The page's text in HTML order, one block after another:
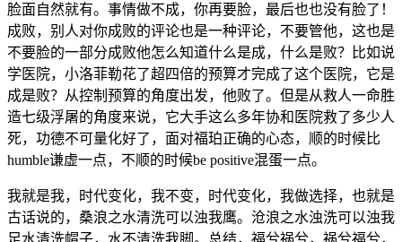
脸面自然就有。 事情做不成， 你再要脸， 最后也也没有脸了！
成败， 别 人对你成败的评论也是一种评论， 不要管他， 这也是
不要脸的一部分成败他怎么知道什么是成， 什么是败？ 比如说
学医 院， 小洛菲勒花了超四倍的预算才完成了这个医 院， 它是
成是败？ 从控制 预算的角度出发， 他败了。 但是从救人一命胜
造七级浮屠的角度来说， 它大手这么多年协和 医 院救了多少人
死， 功德不可量化好了， 面对福珀正确的心态， 顺的时候比
humble谦虚一点， 不顺的时候be positive混蛋一点。
我就是我， 时代变化， 我不变， 时代变化， 我做选择， 也就是
古话说的， 桑浪之水清洗可以浊我鹰。 沧浪之水浊洗可以浊我
足水清洗帽子， 水不清洗我脚。 总结， 福兮祸兮， 祸兮福兮，